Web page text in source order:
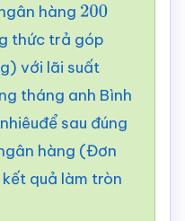
hàng 200
thức trả góp
với lãi suất
tháng anh Bình
sau đúng
hàng (Đơn
quả làm tròn